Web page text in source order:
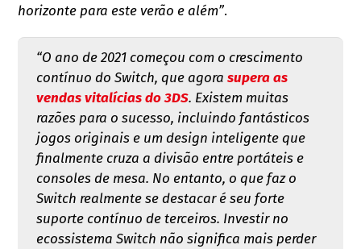
horizonte para este verão e além”.
“O ano de 2021 começou com o crescimento
contínuo do Switch, que agora supera as
vendas vitalícias do 3DS. Existem muitas
razões para o sucesso, incluindo fantásticos
jogos originais e um design inteligente que
finalmente cruza a divisão entre portáteis e
consoles de mesa. No entanto, o que faz o
Switch realmente se destacar é seu forte
suporte contínuo de terceiros. Investir no
ecossistema Switch não significa mais perder